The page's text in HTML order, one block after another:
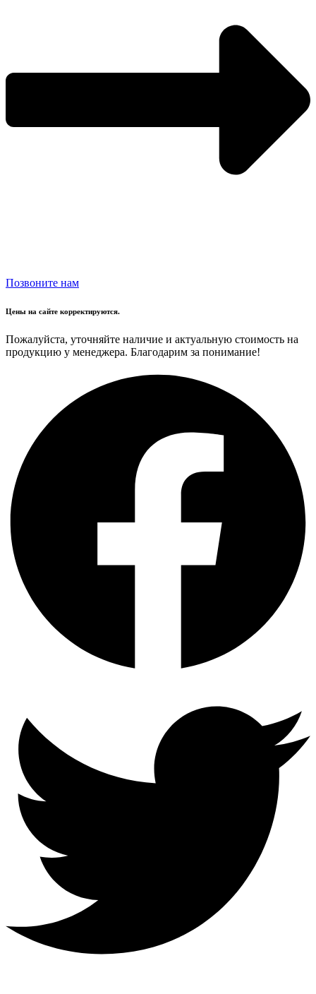
Позвоните нам
Цены на сайте корректируются.
Пожалуйста, уточняйте наличие и актуальную стоимость на
продукцию у менеджера. Благодарим за понимание!